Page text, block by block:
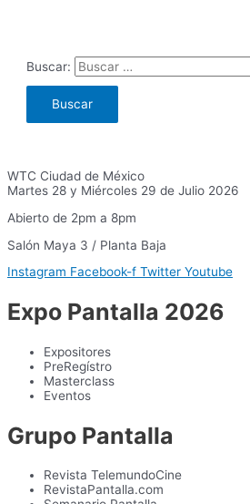
Buscar:
WTC Ciudad de México
Martes 28 y Miércoles 29 de Julio 2026
Abierto de 2pm a 8pm
Salón Maya 3 / Planta Baja
Instagram Facebook-f Twitter Youtube
Expo Pantalla 2026
Expositores
PreRegístro
Masterclass
Eventos
Grupo Pantalla
Revista TelemundoCine
RevistaPantalla.com